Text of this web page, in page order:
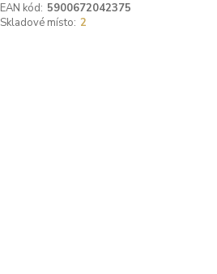
EAN kód: 5900672042375
Skladové místo: 2